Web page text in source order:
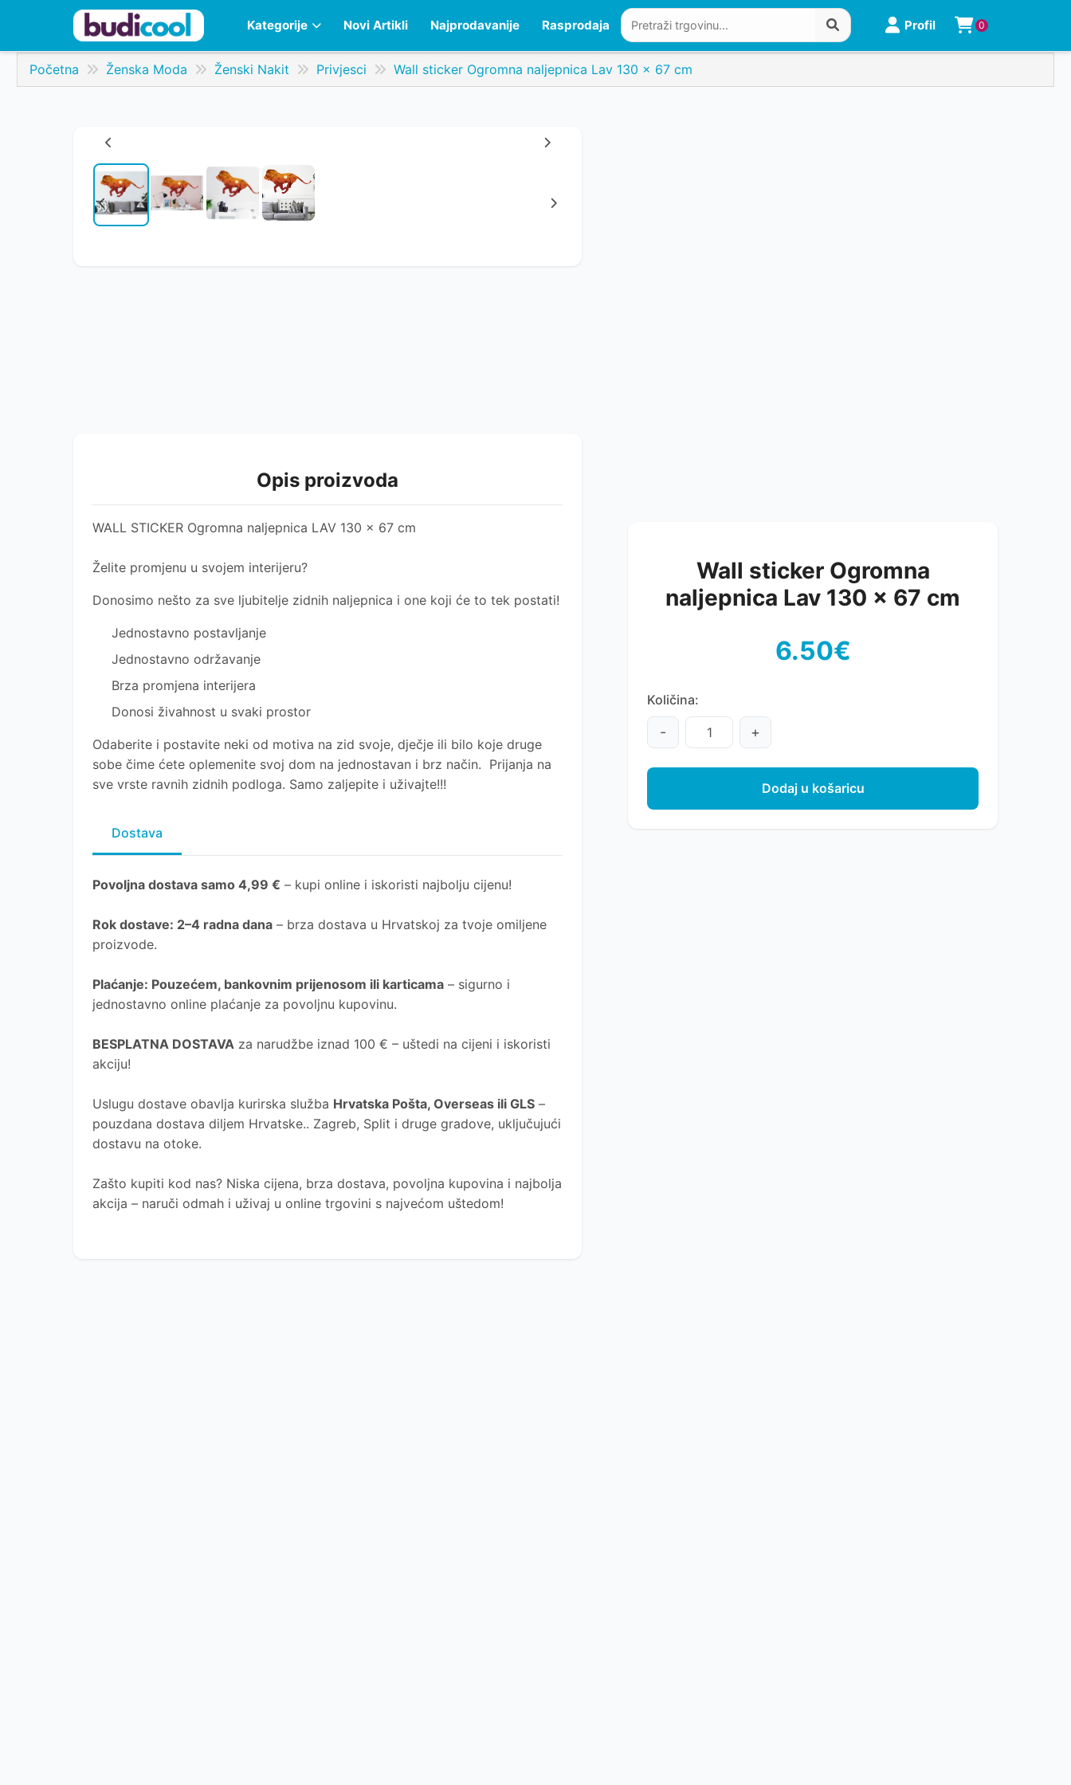
Kategorije Novi Artikli Najprodavanije Rasprodaja Profil 0
Početna Ženska Moda Ženski Nakit Privjesci Wall sticker Ogromna naljepnica Lav 130 x 67 cm
Wall sticker Ogromna
naljepnica Lav 130 x 67 cm
6.50€
Količina:
- +
Dodaj u košaricu
Opis proizvoda
WALL STICKER Ogromna naljepnica LAV 130 x 67 cm
Želite promjenu u svojem interijeru?
Donosimo nešto za sve ljubitelje zidnih naljepnica i one koji će to tek postati!
Jednostavno postavljanje
Jednostavno održavanje
Brza promjena interijera
Donosi živahnost u svaki prostor
Odaberite i postavite neki od motiva na zid svoje, dječje ili bilo koje druge
sobe čime ćete oplemenite svoj dom na jednostavan i brz način. Prijanja na
sve vrste ravnih zidnih podloga. Samo zaljepite i uživajte!!!
Dostava
Povoljna dostava samo 4,99 € – kupi online i iskoristi najbolju cijenu!
Rok dostave: 2–4 radna dana – brza dostava u Hrvatskoj za tvoje omiljene
proizvode.
Plaćanje: Pouzećem, bankovnim prijenosom ili karticama – sigurno i
jednostavno online plaćanje za povoljnu kupovinu.
BESPLATNA DOSTAVA za narudžbe iznad 100 € – uštedi na cijeni i iskoristi
akciju!
Uslugu dostave obavlja kurirska služba Hrvatska Pošta, Overseas ili GLS –
pouzdana dostava diljem Hrvatske.. Zagreb, Split i druge gradove, uključujući
dostavu na otoke.
Zašto kupiti kod nas? Niska cijena, brza dostava, povoljna kupovina i najbolja
akcija – naruči odmah i uživaj u online trgovini s najvećom uštedom!